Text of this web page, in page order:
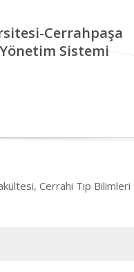
Cerrahpaşa
Sistemi
Cerrahi Tıp